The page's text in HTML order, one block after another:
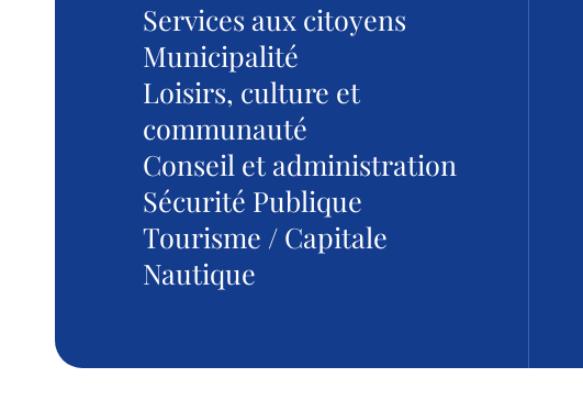
Services aux citoyens
Municipalité
Loisirs, culture et
communauté
Conseil et administration
Sécurité Publique
Tourisme / Capitale
Nautique